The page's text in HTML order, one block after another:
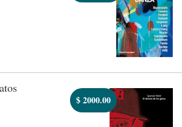
$2000.00